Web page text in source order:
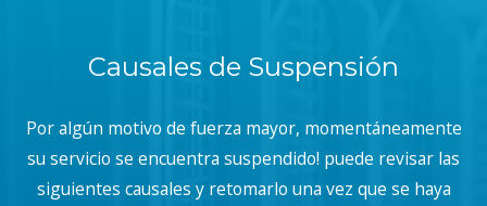
Causales de Suspensión
Por algún motivo de fuerza mayor, momentáneamente
su servicio se encuentra suspendido! puede revisar las
siguientes causales y retomarlo una vez que se haya